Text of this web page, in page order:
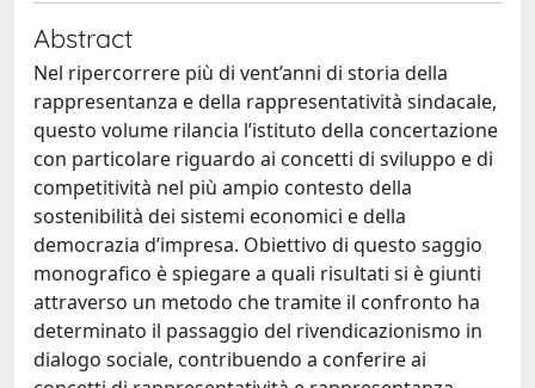
Abstract
Nel ripercorrere più di vent’anni di storia della
rappresentanza e della rappresentatività sindacale,
questo volume rilancia l’istituto della concertazione
con particolare riguardo ai concetti di sviluppo e di
competitività nel più ampio contesto della
sostenibilità dei sistemi economici e della
democrazia d’impresa. Obiettivo di questo saggio
monografico è spiegare a quali risultati si è giunti
attraverso un metodo che tramite il confronto ha
determinato il passaggio del rivendicazionismo in
dialogo sociale, contribuendo a conferire ai